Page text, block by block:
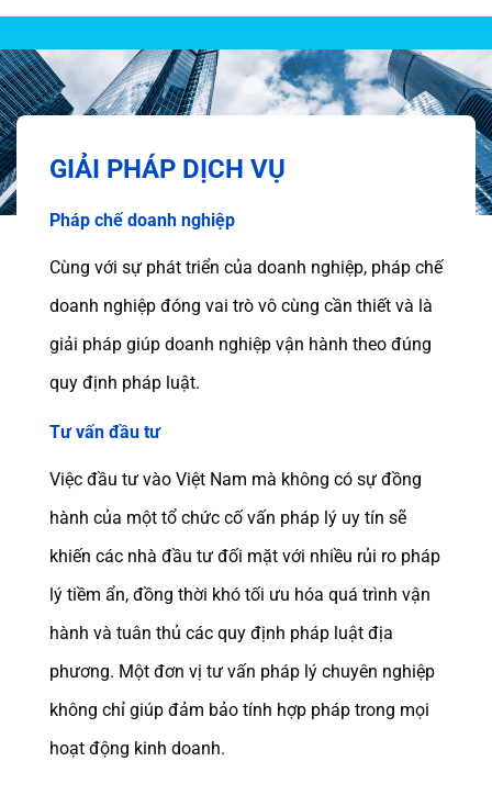
GIẢI PHÁP DỊCH VỤ
Pháp chế doanh nghiệp
Cùng với sự phát triển của doanh nghiệp, pháp chế
doanh nghiệp đóng vai trò vô cùng cần thiết và là
giải pháp giúp doanh nghiệp vận hành theo đúng
quy định pháp luật.
Tư vấn đầu tư
Việc đầu tư vào Việt Nam mà không có sự đồng
hành của một tổ chức cố vấn pháp lý uy tín sẽ
khiến các nhà đầu tư đối mặt với nhiều rủi ro pháp
lý tiềm ẩn, đồng thời khó tối ưu hóa quá trình vận
hành và tuân thủ các quy định pháp luật địa
phương. Một đơn vị tư vấn pháp lý chuyên nghiệp
không chỉ giúp đảm bảo tính hợp pháp trong mọi
hoạt động kinh doanh.